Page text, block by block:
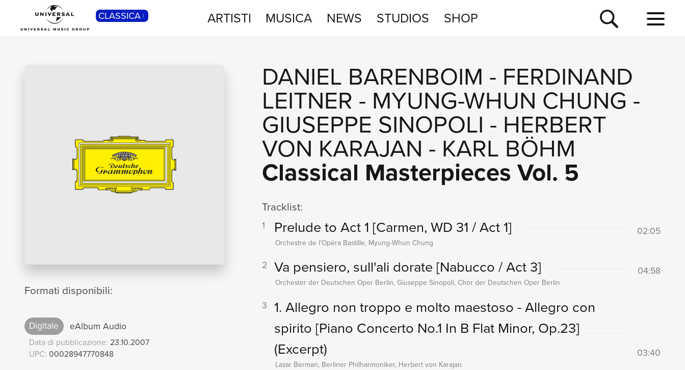
CLASSICA ARTISTI MUSICA NEWS STUDIOS SHOP
Formati disponibili:
Digitale eAlbum Audio
Data di pubblicazione: 23.10.2007
UPC: 00028947770848
DANIEL BARENBOIM - FERDINAND
LEITNER - MYUNG-WHUN CHUNG -
GIUSEPPE SINOPOLI - HERBERT
VON KARAJAN - KARL BÖHM
Classical Masterpieces Vol. 5
Tracklist:
1 Prelude to Act 1 [Carmen, WD 31 / Act 1] 02:05
Orchestre de l'Opéra Bastille, Myung-Whun Chung
2 Va pensiero, sull'ali dorate[Nabucco / Act 3] 04:58
Orchester der Deutschen Oper Berlin, Giuseppe Sinopoli, Chor der Deutschen Oper Berlin
3
1. Allegro non troppo e molto maestoso - Allegro con
spirito [Piano Concerto No.1 In B Flat Minor, Op.23]
(Excerpt)
03:40
Lazar Berman, Berliner Philharmoniker, Herbert von Karajan
POP
SHOP
NEWS